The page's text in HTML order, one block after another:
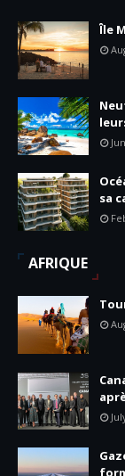
Île
sa
AFRIQUE